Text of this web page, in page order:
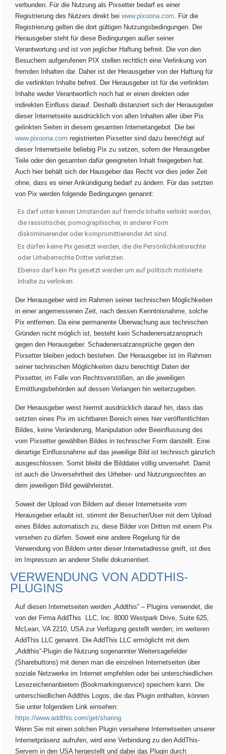
verbunden. Für die Nutzung als Pixsetter bedarf es einer
Registrierung des Nutzers direkt beiwww.pixoona.com . Für die
Registrierung gelten die dort gültigen Nutzungsbedingungen. Der
Herausgeber steht für diese Bedingungen außer seiner
Verantwortung und ist von jeglicher Haftung befreit. Die von den
Besuchern aufgerufenen PIX stellen rechtlich eine Verlinkung von
fremden Inhalten dar. Daher ist der Herausgeber von der Haftung für
die verlinkten Inhalte befreit. Der Herausgeber ist für die verlinkten
Inhalte weder Verantwortlich noch hat er einen direkten oder
indirekten Einfluss darauf. Deshalb distanziert sich der Herausgeber
dieser Internetseite ausdrücklich von allen Inhalten aller über Pix
gelinkten Seiten in diesem gesamten Internetangebot. Die bei
www.pixoona.com registrierten Pixsetter sind dazu berechtigt auf
dieser Internetseite beliebig Pix zu setzen, sofern der Herausgeber
Teile oder den gesamten dafür geeigneten Inhalt freigegeben hat.
Auch hier behält sich der Hausgeber das Recht vor dies jeder Zeit
ohne, dass es einer Ankündigung bedarf zu ändern. Für das setzten
von Pix werden folgende Bedingungen genannt:
Es darf unter keinen Umständen auf fremde Inhalte verlinkt werden,
die rassistischer, pornographischer, in anderer Form
diskriminierender oder kompromittierender Art sind.
Es dürfen keine Pix gesetzt werden, die die Persönlichkeitsrechte
oder Urheberrechte Dritter verletzten.
Ebenso darf kein Pix gesetzt werden um auf politisch motivierte
Inhalte zu verlinken.
Der Herausgeber wird im Rahmen seiner technischen Möglichkeiten
in einer angemessenen Zeit, nach dessen Kenntnisnahme, solche
Pix entfernen. Da eine permanente Überwachung aus technischen
Gründen nicht möglich ist, besteht kein Schadenersatzanspruch
gegen den Herausgeber. Schadenersatzansprüche gegen den
Pixsetter bleiben jedoch bestehen. Der Herausgeber ist im Rahmen
seiner technischen Möglichkeiten dazu berechtigt Daten der
Pixsetter, im Falle von Rechtsverstößen, an die jeweiligen
Ermittlungsbehörden auf dessen Verlangen hin weiterzugeben.
Der Herausgeber weist hiermit ausdrücklich darauf hin, dass das
setzten eines Pix im sichtbaren Bereich eines hier veröffentlichten
Bildes, keine Veränderung, Manipulation oder Beeinflussung des
vom Pixsetter gewählten Bildes in technischer Form darstellt. Eine
derartige Einflussnahme auf das jeweilige Bild ist technisch gänzlich
ausgeschlossen. Somit bleibt die Bilddatei völlig unversehrt. Damit
ist auch die Unversehrtheit des Urheber- und Nutzungsrechtes an
dem jeweiligen Bild gewährleistet.
Soweit der Upload von Bildern auf dieser Internetseite vom
Herausgeber erlaubt ist, stimmt der Besucher/User mit dem Upload
eines Bildes automatisch zu, diese Bilder von Dritten mit einem Pix
versehen zu dürfen. Soweit eine andere Regelung für die
Verwendung von Bildern unter dieser Internetadresse greift, ist dies
im Impressum an anderer Stelle dokumentiert.
VERWENDUNG VON ADDTHIS-
PLUGINS
Auf diesen Internetseiten werden „Addthis“ – Plugins verwendet, die
von der Firma AddThis LLC, Inc. 8000 Westpark Drive, Suite 625,
McLean, VA 2210, USA zur Verfügung gestellt werden; im weiteren
AddThis LLC genannt. Die AddThis LLC ermöglicht mit dem
„Addthis“-Plugin die Nutzung sogenannter Weitersagefelder
(Sharebuttons) mit denen man die einzelnen Internetseiten über
soziale Netzwerke im Internet empfehlen oder bei unterschiedlichen
Lesezeichenanbietern (Bookmarkingservice) speichern kann. Die
unterschiedlichen Addthis Logos, die das Plugin enthalten, können
Sie unter folgendem Link einsehen:
https://www.addthis.com/get/sharing
Wenn Sie mit einen solchen Plugin versehene Internetseiten unserer
Internetpräsenz aufrufen, wird eine Verbindung zu den AddThis-
Servern in den USA hergestellt und dabei das Plugin durch